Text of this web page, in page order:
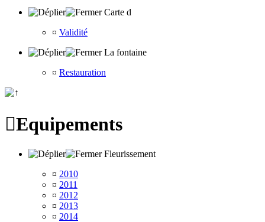
Carte d
¤ Validité
La fontaine
¤ Restauration
Equipements
Fleurissement
¤ 2010
¤ 2011
¤ 2012
¤ 2013
¤ 2014